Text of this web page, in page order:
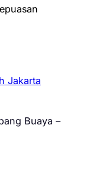
Jakarta
Buaya –